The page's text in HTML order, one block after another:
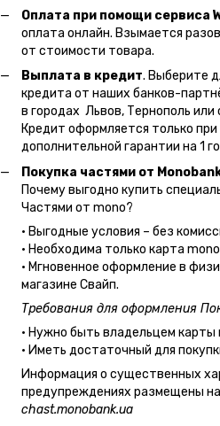
Оплата при помощи сервиса
оплата онлайн. Взымается
от стоимости товара.
Выплата в кредит. Выберите
кредита от наших банков-
в городах Львов, Тернополь
Кредит оформляется только
дополнительной гарантии на 1
Покупка частями от
Почему выгодно купить
Частями от mono?
• Выгодные условия – без
• Необходима только карта
• Мгновенное оформление в
магазине Cвайп.
Требования для оформления
• Нужно быть владельцем карты
• Иметь достаточный для
Информация о существенных
предупреждениях размещены
chast.monobank.ua